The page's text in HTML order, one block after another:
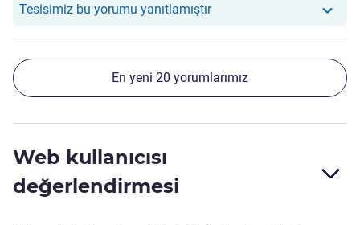
Tesisimiz bu yorumu yanıtlamıştırOtelimiz şu yoruma yanıt
En yeni 20 yorumlarımız
Web kullanıcısı
değerlendirmesi